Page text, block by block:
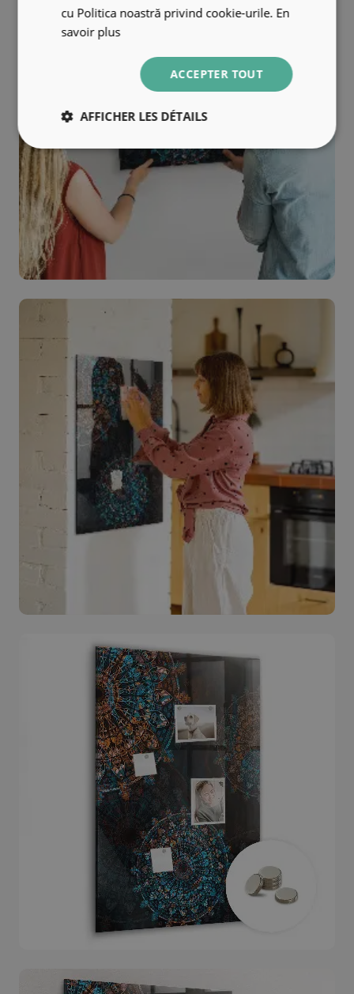
cu Politica noastră privind cookie-urile. En
savoir plus
ACCEPTER TOUT
AFFICHER LES DÉTAILS